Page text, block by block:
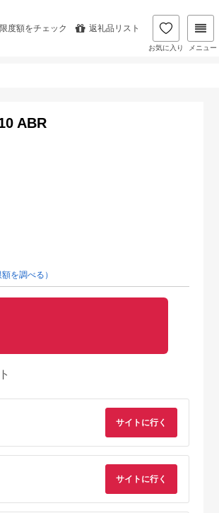
限度額をチェック 返礼品リスト
お気に入り メニュー
ABR
額を調べる）
サイトに行く
サイトに行く